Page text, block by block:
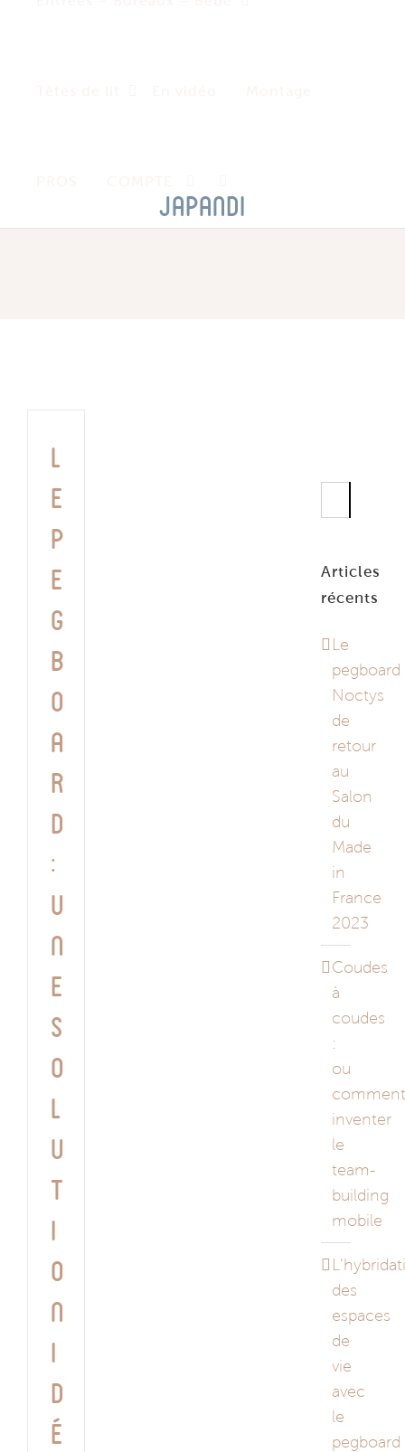
Japandi
L
e
p
e
g
b
o
a
r
d
:
u
n
e
s
o
l
u
t
o
n
d
é
Articles
récents
Le
pegboard
Noctys
de
retour
au
Salon
du
Made
in
France
2023
Coudes
à
coudes
:
ou
comment
inventer
le
team-
building
mobile
des
espaces
de
vie
avec
le
pegboard